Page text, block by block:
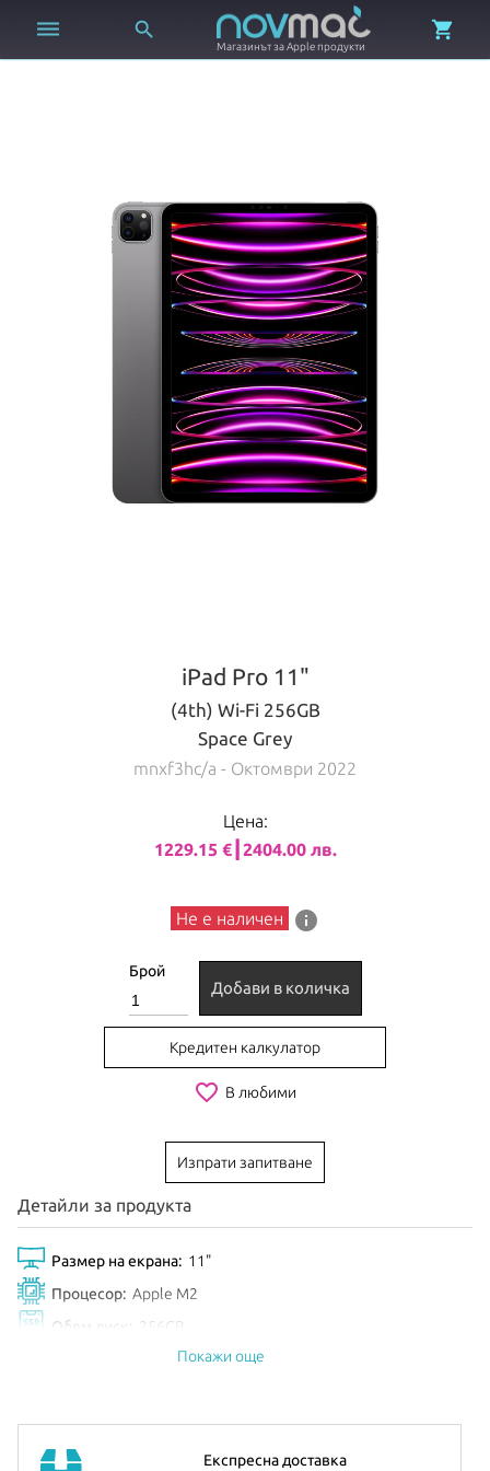
 
Магазинът за Apple продукти

iPad Pro 11"
(4th) Wi-Fi 256GB
Space Grey
mnxf3hc/a - Октомври 2022
Цена:
1229.15 €┃2404.00 лв.
Не е наличен info
Брой
Добави в количка
Кредитен калкулатор
favorite_border В любими
Изпрати запитване
Детайли за продукта
Размер на екрана: 11"
Процесор: Apple M2
Обем диск:
256GB
iPad Pro 11”
е с Ultra Retina XDR display с резолюция 2420-
Покажи още
Експресна доставка